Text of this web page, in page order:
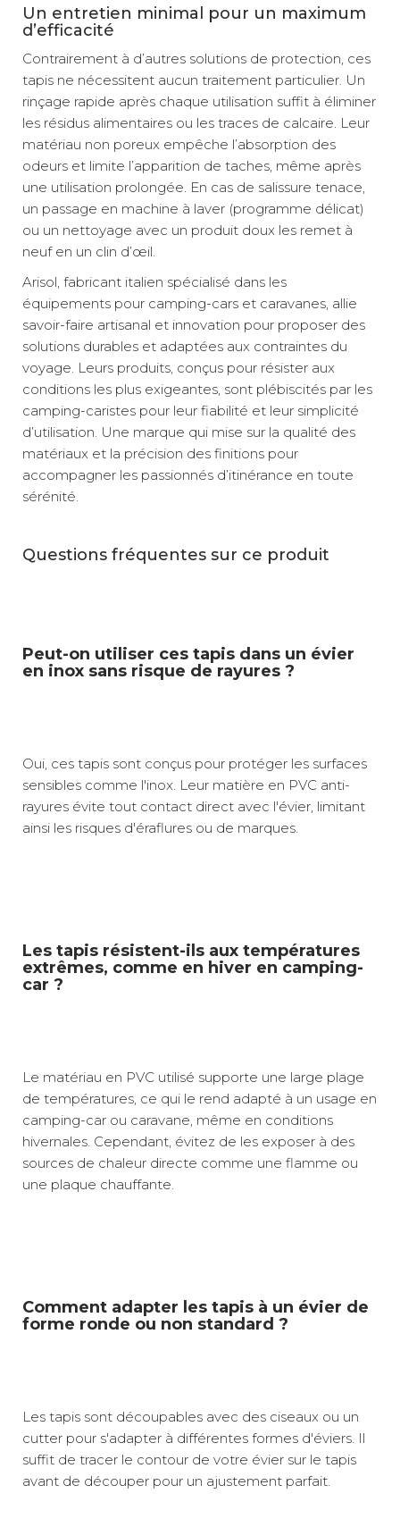
Un entretien minimal pour un maximum
d’efficacité
Contrairement à d’autres solutions de protection, ces
tapis ne nécessitent aucun traitement particulier. Un
rinçage rapide après chaque utilisation suffit à éliminer
les résidus alimentaires ou les traces de calcaire. Leur
matériau non poreux empêche l’absorption des
odeurs et limite l’apparition de taches, même après
une utilisation prolongée. En cas de salissure tenace,
un passage en machine à laver (programme délicat)
ou un nettoyage avec un produit doux les remet à
neuf en un clin d’œil.
Arisol, fabricant italien spécialisé dans les
équipements pour camping-cars et caravanes, allie
savoir-faire artisanal et innovation pour proposer des
solutions durables et adaptées aux contraintes du
voyage. Leurs produits, conçus pour résister aux
conditions les plus exigeantes, sont plébiscités par les
camping-caristes pour leur fiabilité et leur simplicité
d’utilisation. Une marque qui mise sur la qualité des
matériaux et la précision des finitions pour
accompagner les passionnés d’itinérance en toute
sérénité.
Questions fréquentes sur ce produit
Peut-on utiliser ces tapis dans un évier
en inox sans risque de rayures ?
Oui, ces tapis sont conçus pour protéger les surfaces
sensibles comme l'inox. Leur matière en PVC anti-
rayures évite tout contact direct avec l'évier, limitant
ainsi les risques d'éraflures ou de marques.
Les tapis résistent-ils aux températures
extrêmes, comme en hiver en camping-
car ?
Le matériau en PVC utilisé supporte une large plage
de températures, ce qui le rend adapté à un usage en
camping-car ou caravane, même en conditions
hivernales. Cependant, évitez de les exposer à des
sources de chaleur directe comme une flamme ou
une plaque chauffante.
Comment adapter les tapis à un évier de
forme ronde ou non standard ?
Les tapis sont découpables avec des ciseaux ou un
cutter pour s'adapter à différentes formes d'éviers. Il
suffit de tracer le contour de votre évier sur le tapis
avant de découper pour un ajustement parfait.